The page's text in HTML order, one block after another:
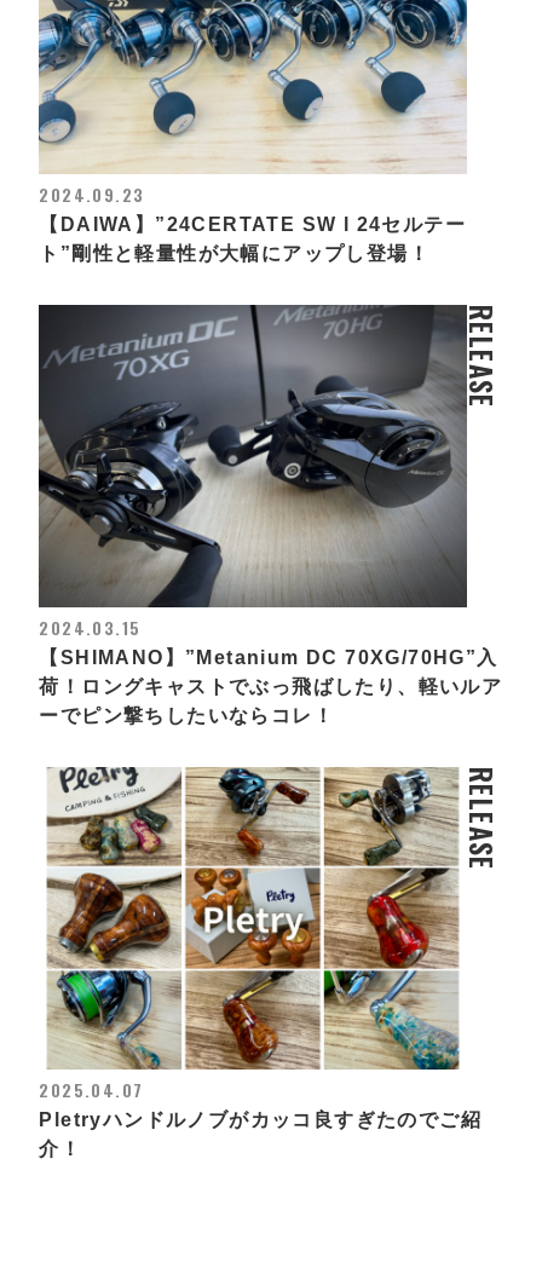
2024.09.23
【DAIWA】”24CERTATE SW l 24セルテー
ト”剛性と軽量性が大幅にアップし登場！
RELEASE
2024.03.15
【SHIMANO】”Metanium DC 70XG/70HG”入
荷！ロングキャストでぶっ飛ばしたり、軽いルア
ーでピン撃ちしたいならコレ！
RELEASE
2025.04.07
Pletryハンドルノブがカッコ良すぎたのでご紹
介！